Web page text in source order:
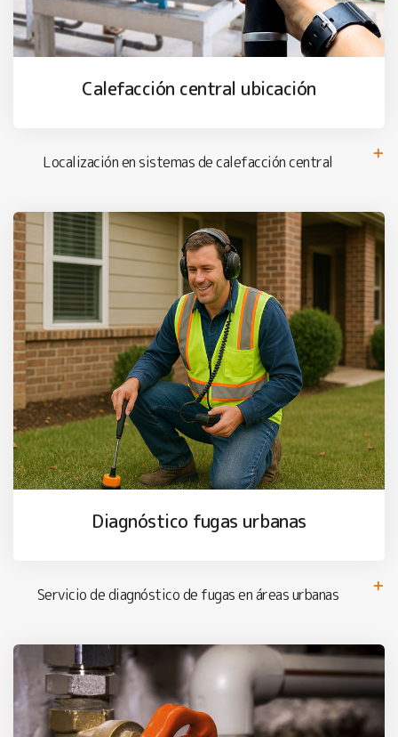
Calefacción central ubicación
Localización en sistemas de calefacción central
Diagnóstico fugas urbanas
Servicio de diagnóstico de fugas en áreas urbanas